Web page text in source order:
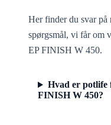
Her finder du svar på
spørgsmål, vi får om
EP FINISH W 450.
Hvad er
FINISH W 450?